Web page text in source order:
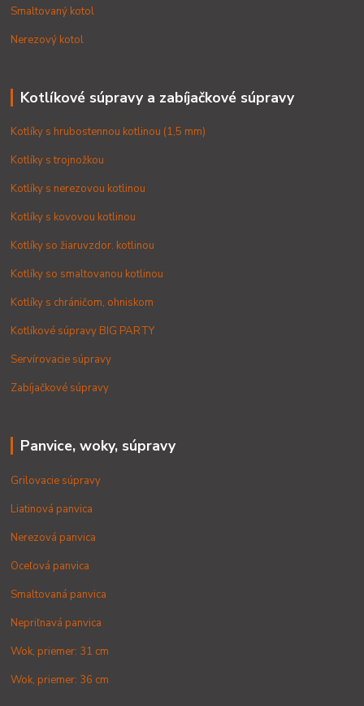
Smaltovaný kotol
Nerezový kotol
Kotlíkové súpravy a zabíjačkové súpravy
Kotlíky s hrubostennou kotlinou (1,5 mm)
Kotlíky s trojnožkou
Kotlíky s nerezovou kotlinou
Kotlíky s kovovou kotlinou
Kotlíky so žiaruvzdor. kotlinou
Kotlíky so smaltovanou kotlinou
Kotlíky s chráničom, ohniskom
Kotlíkové súpravy BIG PARTY
Servírovacie súpravy
Zabíjačkové súpravy
Panvice, woky, súpravy
Grilovacie súpravy
Liatinová panvica
Nerezová panvica
Oceľová panvica
Smaltovaná panvica
Nepriľnavá panvica
Wok, priemer: 31 cm
Wok, priemer: 36 cm